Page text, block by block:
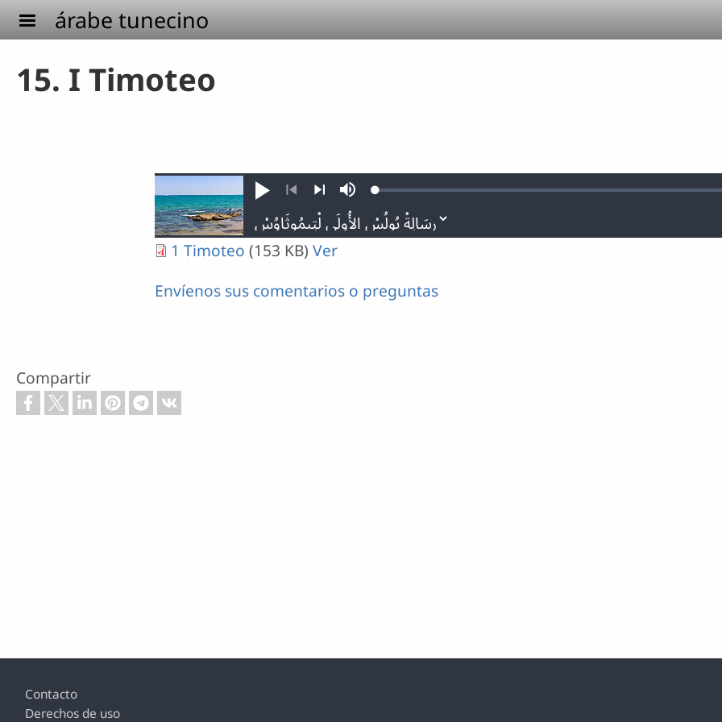
Pasar al contenido principal
árabe tunecino
15. I Timoteo
Reproducir
AnteriorSiguiente
SilenciarLoaded:
1 Timoteo (153 KB) Ver
Envíenos sus comentarios o preguntas
Compartir
Footer
Contacto
Derechos de uso